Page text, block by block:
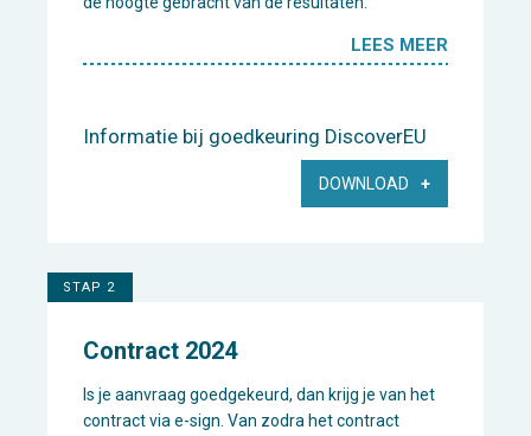
LEES MEER
Informatie bij goedkeuring DiscoverEU
DOWNLOAD
STAP 2
Contract 2024
Is je aanvraag goedgekeurd, dan krijg je van het
contract via e-sign. Van zodra het contract